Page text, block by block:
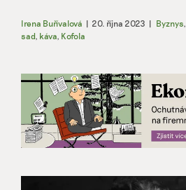
Irena Buřívalová | 20. října 2023 | Byznys,
sad, káva, Kofola